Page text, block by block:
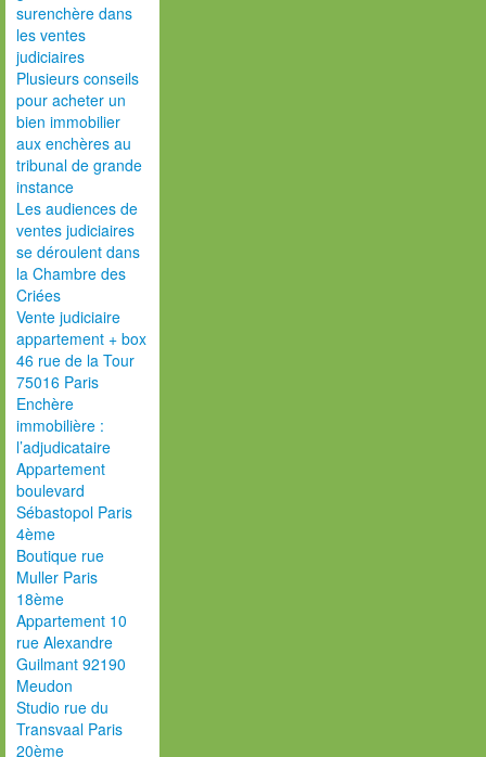
surenchère dans
les ventes
judiciaires
Plusieurs conseils
pour acheter un
bien immobilier
aux enchères au
tribunal de grande
instance
Les audiences de
ventes judiciaires
se déroulent dans
la Chambre des
Criées
Vente judiciaire
appartement + box
46 rue de la Tour
75016 Paris
Enchère
immobilière :
l’adjudicataire
Appartement
boulevard
Sébastopol Paris
4ème
Boutique rue
Muller Paris
18ème
Appartement 10
rue Alexandre
Guilmant 92190
Meudon
Studio rue du
Transvaal Paris
20ème